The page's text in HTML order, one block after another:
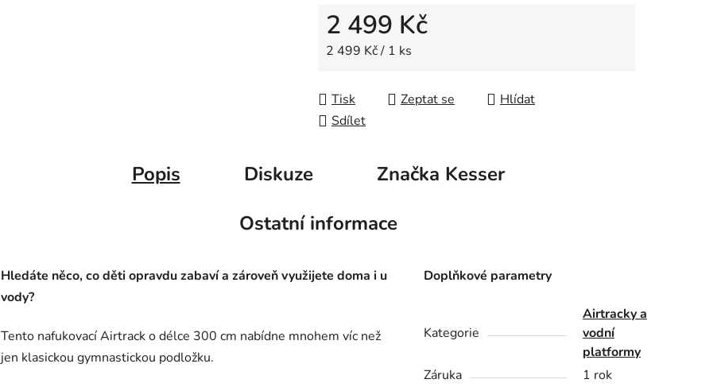
2 499 Kč
Měrná cena:
2 499 Kč / 1 ks
Tisk Zeptat se
Hlídat
Sdílet
Popis Diskuze Značka Kesser
Ostatní informace
Hledáte něco, co děti opravdu zabaví a zároveň využijete doma i u
vody?
Tento nafukovací Airtrack o délce 300 cm nabídne mnohem víc než
jen klasickou gymnastickou podložku.
Doplňkové parametry
Kategorie
Airtracky a
vodní
platformy
Záruka
1 rok